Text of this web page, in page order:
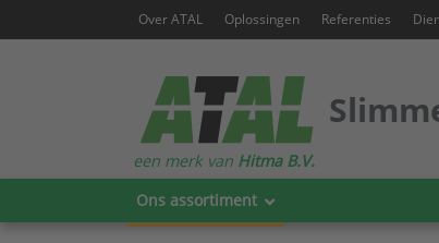
Over ATAL Oplossingen Referenties
Ons assortiment
een merk van Hitma B.V.